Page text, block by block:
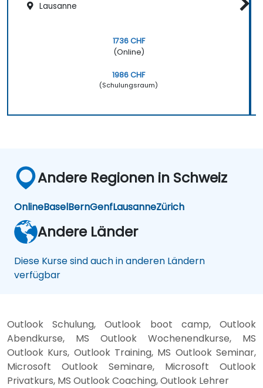
Lausanne
1736 CHF
(Online)
1986 CHF
(Schulungsraum)
Andere Regionen in Schweiz
OnlineBaselBernGenfLausanneZürich
Andere Länder
Diese Kurse sind auch in anderen Ländern
verfügbar
Outlook Schulung, Outlook boot camp, Outlook
Abendkurse, MS Outlook Wochenendkurse, MS
Outlook Kurs, Outlook Training, MS Outlook Seminar,
Microsoft Outlook Seminare, Microsoft Outlook
Privatkurs, MS Outlook Coaching, Outlook Lehrer